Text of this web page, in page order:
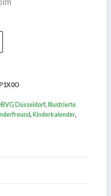
Düsseldorf,
Illustrierte
, Kinderkalender,